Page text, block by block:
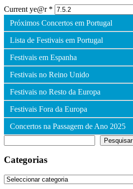
Current ye@r *
Próximos Concertos em Portugal
Lista de Festivais em Portugal
Festivais em Espanha
Festivais no Reino Unido
Festivais no Resto da Europa
Festivais Fora da Europa
Concertos na Passagem de Ano 2025
Pesquisar
Categorias
Categorias